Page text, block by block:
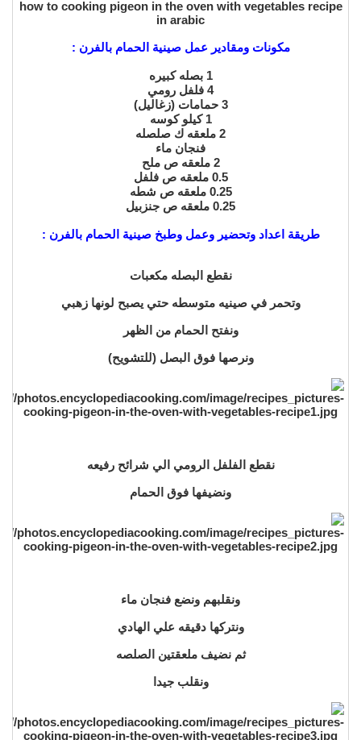
how to cooking pigeon in the oven with vegetables recipe
in arabic
مكونات ومقادير عمل صينية الحمام بالفرن :
1 بصله كبيره
4 فلفل رومي
3 حمامات (زغاليل)
1 كيلو كوسه
2 ملعقه ك صلصله
فنجان ماء
2 ملعقه ص ملح
0.5 ملعقه ص فلفل
0.25 ملعقه ص شطه
0.25 ملعقه ص جنزبيل
طريقة اعداد وتحضير وعمل وطبخ صينية الحمام بالفرن :
نقطع البصله مكعبات
وتحمر في صينيه متوسطه حتي يصبح لونها زهبي
ونفتح الحمام من الظهر
ونرصها فوق البصل (للتشويح)
نقطع الفلفل الرومي الي شرائح رفيعه
ونضيفها فوق الحمام
ونقلبهم ونضع فنجان ماء
ونتركها دقيقه علي الهادي
ثم نضيف ملعقتين الصلصه
ونقلب جيدا